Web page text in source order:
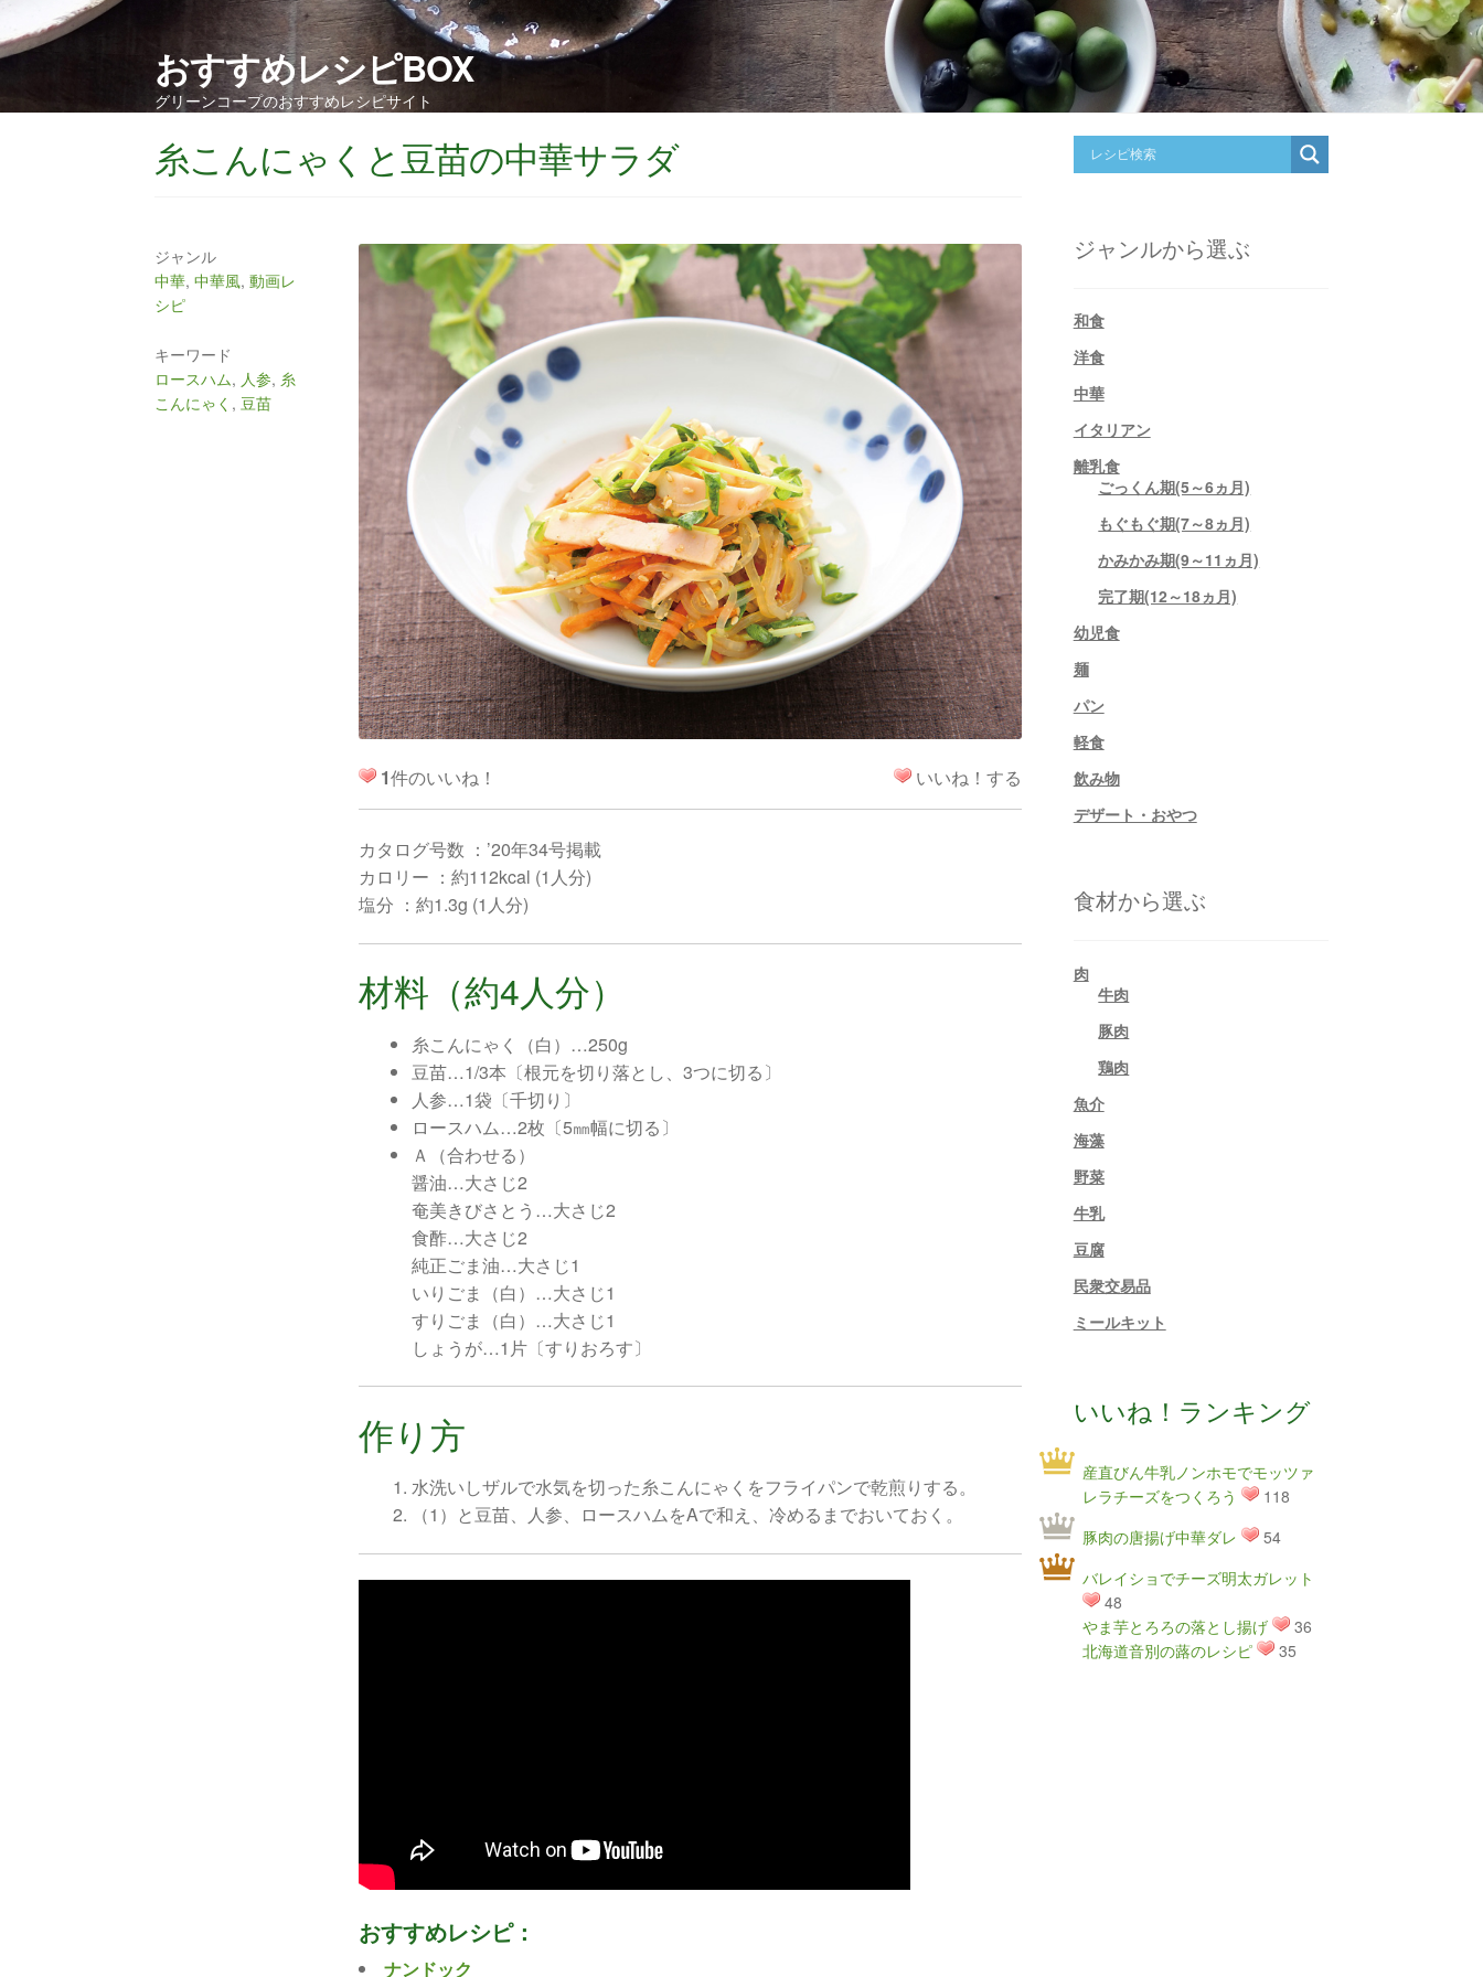
おすすめレシピBOX
グリーンコープのおすすめレシピサイト
糸こんにゃくと豆苗の中華サラダ
ジャンル
中華,中華風,動画レ
シピ
キーワード
ロースハム, 人参, 糸
こんにゃく , 豆苗
1件のいいね！ いいね！する
カタログ号数 ：’20年34号掲載
カロリー ：約112kcal (1人分)
塩分 ：約1.3g (1人分)
材料（約4人分）
糸こんにゃく（白）…250g
豆苗…1/3本〔根元を切り落とし、3つに切る〕
人参…1袋〔千切り〕
ロースハム…2枚〔5㎜幅に切る〕
Ａ（合わせる）
醤油…大さじ2
奄美きびさとう…大さじ2
食酢…大さじ2
純正ごま油…大さじ1
いりごま（白）…大さじ1
すりごま（白）…大さじ1
しょうが…1片〔すりおろす〕
作り方
水洗いしザルで水気を切った糸こんにゃくをフライパンで乾煎りする。
（1）と豆苗、人参、ロースハムをAで和え、冷めるまでおいておく。
おすすめレシピ：
ナンドック
ジャンルから選ぶ
和食
洋食
中華
イタリアン
離乳食
ごっくん期(5～6ヵ月)
もぐもぐ期(7～8ヵ月)
かみかみ期(9～11ヵ月)
完了期(12～18ヵ月)
幼児食
麺
パン
軽食
飲み物
デザート・おやつ
食材から選ぶ
肉
牛肉
豚肉
鶏肉
魚介
海藻
野菜
牛乳
豆腐
民衆交易品
ミールキット
いいね！ランキング
産直びん牛乳ノンホモでモッツァ
レラチーズをつくろう
118
豚肉の唐揚げ中華ダレ
54
バレイショでチーズ明太ガレット
48
やま芋とろろの落とし揚げ
36
北海道音別の蕗のレシピ
35